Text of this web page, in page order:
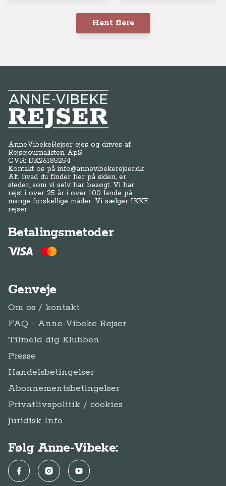
og
middelalderbyer i
Frankrig
Hent flere
Anne-Vibeke Rejser
AnneVibekeRejser ejes og drives af
Rejsejournalisten ApS
CVR: DK26185254
Kontakt os påinfo@annevibekerejser.dk
Alt, hvad du finder her på siden, er
steder, som vi selv har besøgt. Vi har
rejst i over 25 år i over 100 lande på
mange forskellige måder. Vi sælger IKKE
rejser.
Betalingsmetoder
Genveje
Om os / kontakt
FAQ - Anne-Vibeke Rejser
Tilmeld dig Klubben
Presse
Handelsbetingelser
Abonnementsbetingelser
Privatlivspolitik / cookies
Juridisk Info
Følg Anne-Vibeke:
FacebookInstagramYouTube